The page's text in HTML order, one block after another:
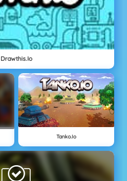
Drawthis.io
Tanko.io